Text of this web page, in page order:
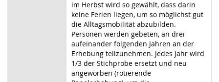
im Herbst wird so gewählt, dass darin
keine Ferien liegen, um so möglichst gut
die Alltagsmobilität abzubilden.
Personen werden gebeten, an drei
aufeinander folgenden Jahren an der
Erhebung teilzunehmen. Jedes Jahr wird
1/3 der Stichprobe ersetzt und neu
angeworben (rotierende